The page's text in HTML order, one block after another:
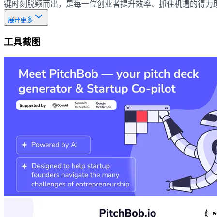
键时刻脱颖而出，是每一位创业者提升效率、抓住机遇的得力
展开更多
工具截图